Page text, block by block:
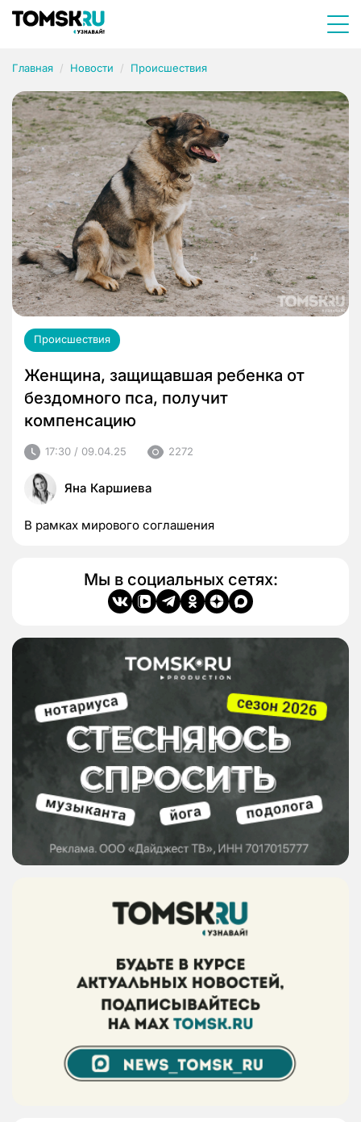
Главная Новости Происшествия
Происшествия
Женщина, защищавшая ребенка от
бездомного пса, получит
компенсацию
17:30 / 09.04.25 2272
Яна Каршиева
В рамках мирового соглашения
Мы в социальных сетях: